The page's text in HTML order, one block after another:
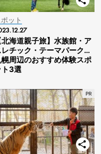
ポット
北海道親子旅】水族館・ア
レチック・テーマパーク…
周辺のおすすめ体験スポ
ト3選